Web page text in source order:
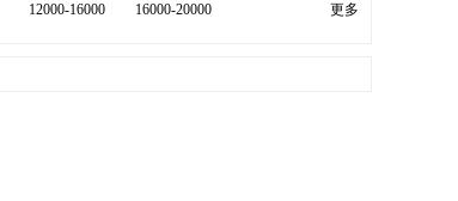
12000-16000 16000-20000 更多